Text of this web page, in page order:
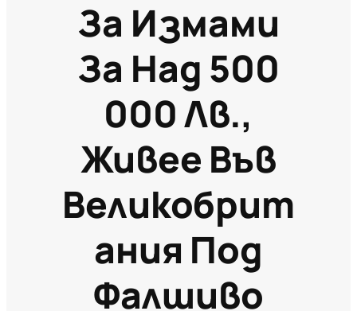
За Измами
За Над 500
000 Лв.,
Живее Във
Великобрит
Ания Под
Фалшиво